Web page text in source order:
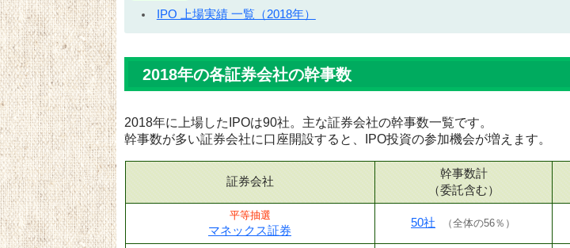
IPO 上場実績 一覧（2018年）
2018年の各証券会社の幹事数
2018年に上場したIPOは90社。主な証券会社の幹事数一覧です。
幹事数が多い証券会社に口座開設すると、IPO投資の参加機会が増えます。
証券会社
幹事数計
（委託含む）
平等抽選
マネックス証券
50社 （全体の56％ ）